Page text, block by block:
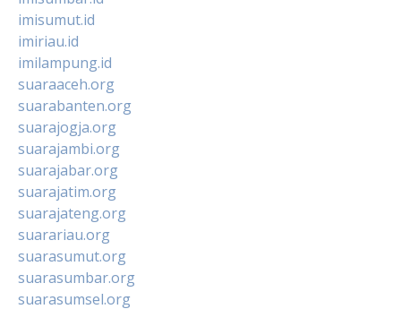
imisumut.id
imiriau.id
imilampung.id
suaraaceh.org
suarabanten.org
suarajogja.org
suarajambi.org
suarajabar.org
suarajatim.org
suarajateng.org
suarariau.org
suarasumut.org
suarasumbar.org
suarasumsel.org